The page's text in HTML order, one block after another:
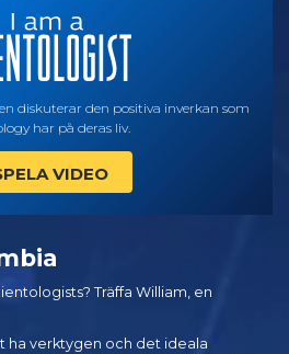
diskuterar den positiva inverkan som
har på deras liv.
VIDEO
Träffa William, en
ha verktygen och det ideala